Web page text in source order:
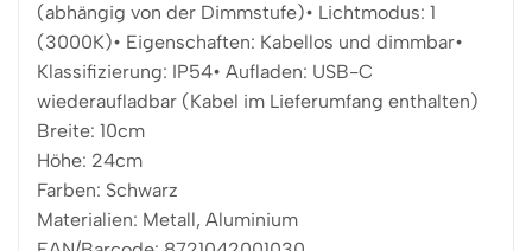
(abhängig von der Dimmstufe)• Lichtmodus: 1
(3000K)• Eigenschaften: Kabellos und dimmbar•
Klassifizierung: IP54• Aufladen: USB-C
wiederaufladbar (Kabel im Lieferumfang enthalten)
Breite: 10cm
Höhe: 24cm
Farben: Schwarz
Materialien: Metall, Aluminium